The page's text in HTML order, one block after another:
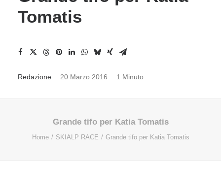
Tomatis
Redazione 20 Marzo 2016 1 Minuto
Grande tifo per Katia Tomatis
Home SKIALP RACE Grande tifo per Katia Tomatis